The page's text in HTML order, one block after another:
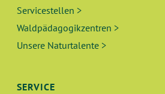
Servicestellen >
Waldpädagogikzentren >
Unsere Naturtalente >
SERVICE